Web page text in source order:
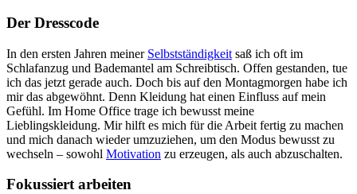
Der Dresscode
In den ersten Jahren meiner Selbstständigkeit saß ich oft im
Schlafanzug und Bademantel am Schreibtisch. Offen gestanden, tue
ich das jetzt gerade auch. Doch bis auf den Montagmorgen habe ich
mir das abgewöhnt. Denn Kleidung hat einen Einfluss auf mein
Gefühl. Im Home Office trage ich bewusst meine
Lieblingskleidung. Mir hilft es mich für die Arbeit fertig zu machen
und mich danach wieder umzuziehen, um den Modus bewusst zu
wechseln – sowohl Motivation zu erzeugen, als auch abzuschalten.
Fokussiert arbeiten